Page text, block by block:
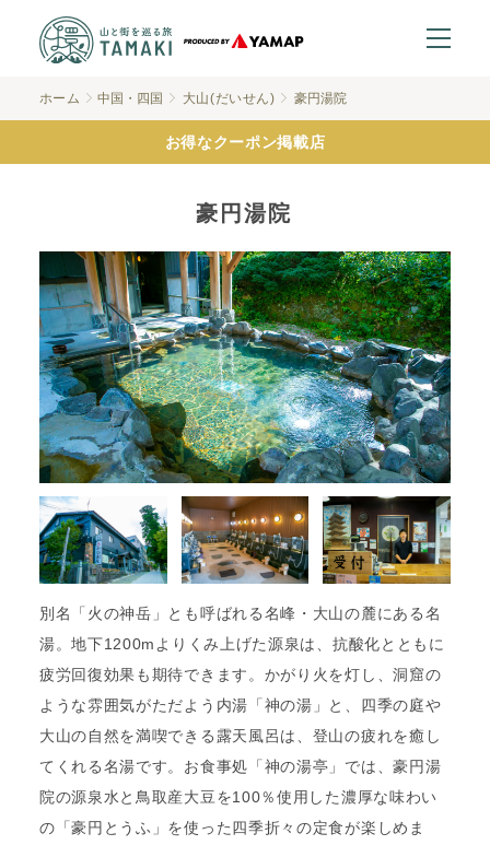
ホーム 中国・四国 大山(だいせん) 豪円湯院
お得なクーポン掲載店
豪円湯院
別名「火の神岳」とも呼ばれる名峰・大山の麓にある名
湯。地下1200mよりくみ上げた源泉は、抗酸化とともに
疲労回復効果も期待できます。かがり火を灯し、洞窟の
ような雰囲気がただよう内湯「神の湯」と、四季の庭や
大山の自然を満喫できる露天風呂は、登山の疲れを癒し
てくれる名湯です。お食事処「神の湯亭」では、豪円湯
院の源泉水と鳥取産大豆を100％使用した濃厚な味わい
の「豪円とうふ」を使った四季折々の定食が楽しめま